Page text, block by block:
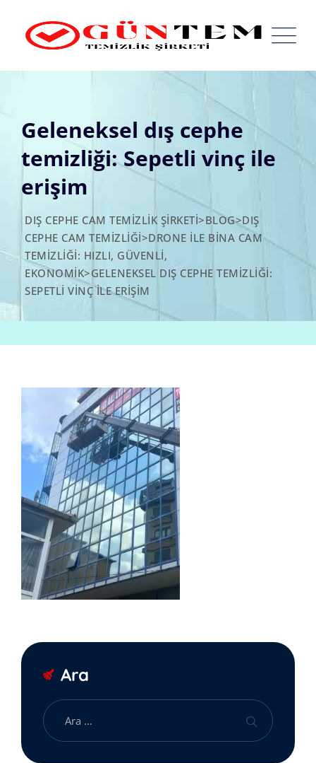
content
Geleneksel dış cephe
temizliği: Sepetli vinç ile
erişim
DIŞ CEPHE CAM TEMIZLIK ŞIRKETI>BLOG>DIŞ
CEPHE CAM TEMIZLIĞI>DRONE ILE BINA CAM
TEMIZLIĞI: HIZLI, GÜVENLI,
EKONOMIK>GELENEKSEL DIŞ CEPHE TEMIZLIĞI:
SEPETLI VINÇ ILE ERIŞIM
Ara